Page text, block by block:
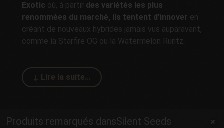
Exotic où, à partir des variétés les plus
renommées du marché, ils tentent d'innover en
créant de nouveaux hybrides jamais vus auparavant,
comme la Starfire OG ou la Watermelon Runtz.
Produits remarqués dansSilent Seeds